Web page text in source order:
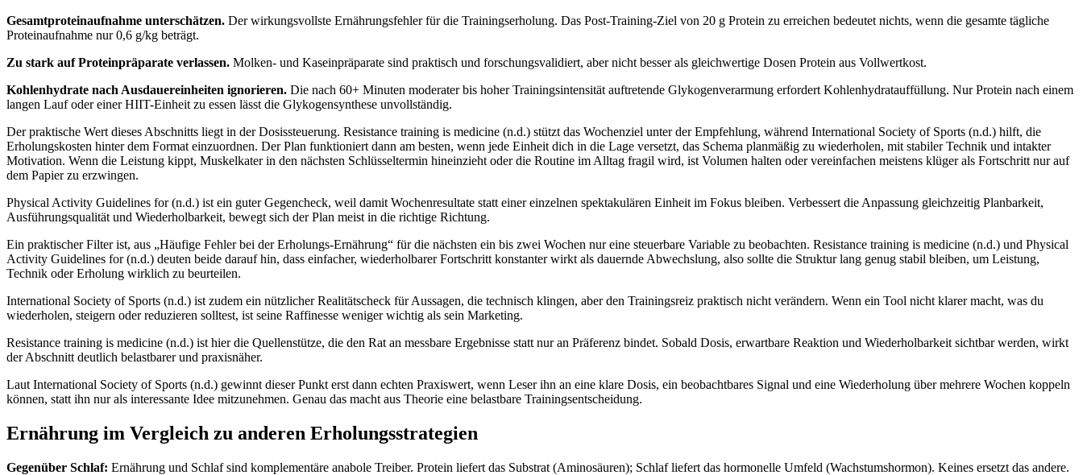
Gesamtproteinaufnahme unterschätzen. Der wirkungsvollste Ernährungsfehler für die Trainingserholung. Das Post-Training-Ziel von 20 g Protein zu erreichen bedeutet nichts, wenn die gesamte tägliche
Proteinaufnahme nur 0,6 g/kg beträgt.
Zu stark auf Proteinpräparate verlassen. Molken- und Kaseinpräparate sind praktisch und forschungsvalidiert, aber nicht besser als gleichwertige Dosen Protein aus Vollwertkost.
Kohlenhydrate nach Ausdauereinheiten ignorieren. Die nach 60+ Minuten moderater bis hoher Trainingsintensität auftretende Glykogenverarmung erfordert Kohlenhydratauffüllung. Nur Protein nach einem
langen Lauf oder einer HIIT-Einheit zu essen lässt die Glykogensynthese unvollständig.
Der praktische Wert dieses Abschnitts liegt in der Dosissteuerung. Resistance training is medicine (n.d.) stützt das Wochenziel unter der Empfehlung, während International Society of Sports (n.d.) hilft, die
Erholungskosten hinter dem Format einzuordnen. Der Plan funktioniert dann am besten, wenn jede Einheit dich in die Lage versetzt, das Schema planmäßig zu wiederholen, mit stabiler Technik und intakter
Motivation. Wenn die Leistung kippt, Muskelkater in den nächsten Schlüsseltermin hineinzieht oder die Routine im Alltag fragil wird, ist Volumen halten oder vereinfachen meistens klüger als Fortschritt nur auf
dem Papier zu erzwingen.
Physical Activity Guidelines for (n.d.) ist ein guter Gegencheck, weil damit Wochenresultate statt einer einzelnen spektakulären Einheit im Fokus bleiben. Verbessert die Anpassung gleichzeitig Planbarkeit,
Ausführungsqualität und Wiederholbarkeit, bewegt sich der Plan meist in die richtige Richtung.
Ein praktischer Filter ist, aus „Häufige Fehler bei der Erholungs-Ernährung“ für die nächsten ein bis zwei Wochen nur eine steuerbare Variable zu beobachten. Resistance training is medicine (n.d.) und Physical
Activity Guidelines for (n.d.) deuten beide darauf hin, dass einfacher, wiederholbarer Fortschritt konstanter wirkt als dauernde Abwechslung, also sollte die Struktur lang genug stabil bleiben, um Leistung,
Technik oder Erholung wirklich zu beurteilen.
International Society of Sports (n.d.) ist zudem ein nützlicher Realitätscheck für Aussagen, die technisch klingen, aber den Trainingsreiz praktisch nicht verändern. Wenn ein Tool nicht klarer macht, was du
wiederholen, steigern oder reduzieren solltest, ist seine Raffinesse weniger wichtig als sein Marketing.
Resistance training is medicine (n.d.) ist hier die Quellenstütze, die den Rat an messbare Ergebnisse statt nur an Präferenz bindet. Sobald Dosis, erwartbare Reaktion und Wiederholbarkeit sichtbar werden, wirkt
der Abschnitt deutlich belastbarer und praxisnäher.
Laut International Society of Sports (n.d.) gewinnt dieser Punkt erst dann echten Praxiswert, wenn Leser ihn an eine klare Dosis, ein beobachtbares Signal und eine Wiederholung über mehrere Wochen koppeln
können, statt ihn nur als interessante Idee mitzunehmen. Genau das macht aus Theorie eine belastbare Trainingsentscheidung.
Ernährung im Vergleich zu anderen Erholungsstrategien
Gegenüber Schlaf: Ernährung und Schlaf sind komplementäre anabole Treiber. Protein liefert das Substrat (Aminosäuren); Schlaf liefert das hormonelle Umfeld (Wachstumshormon). Keines ersetzt das andere.